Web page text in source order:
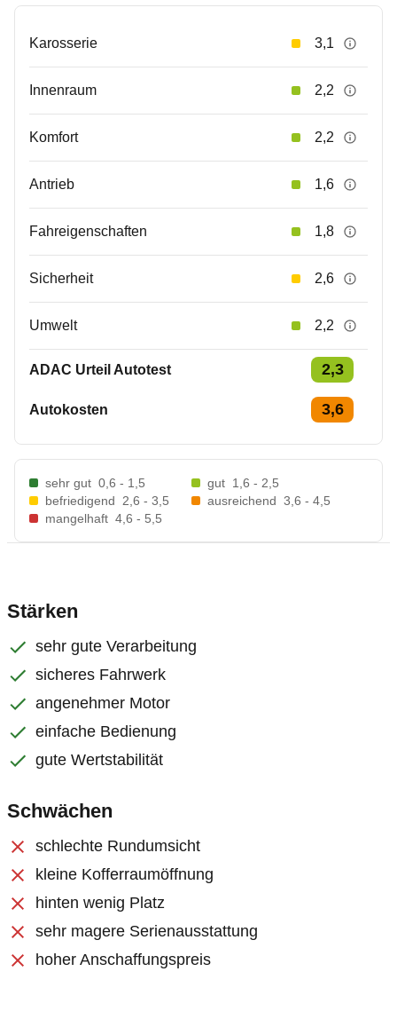
Karosserie 3,1
Innenraum 2,2
Komfort 2,2
Antrieb 1,6
Fahreigenschaften 1,8
Sicherheit 2,6
Umwelt 2,2
ADAC Urteil Autotest 2,3
Autokosten 3,6
sehr gut 0,6 - 1,5 gut 1,6 - 2,5
befriedigend
2,6 - 3,5 ausreichend 3,6 - 4,5
mangelhaft 4,6 - 5,5
Stärken
sehr gute Verarbeitung
sicheres Fahrwerk
angenehmer Motor
einfache Bedienung
gute Wertstabilität
Schwächen
schlechte Rundumsicht
kleine Kofferraumöffnung
hinten wenig Platz
sehr magere Serienausstattung
hoher Anschaffungspreis